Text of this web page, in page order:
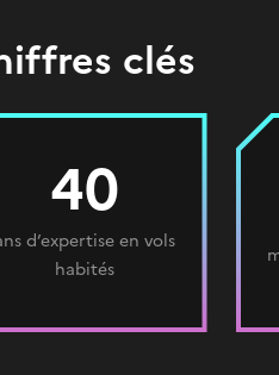
clés
40
d’expertise en vols
habités